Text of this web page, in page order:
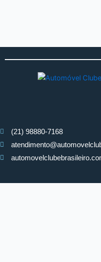
(21) 98880-7168